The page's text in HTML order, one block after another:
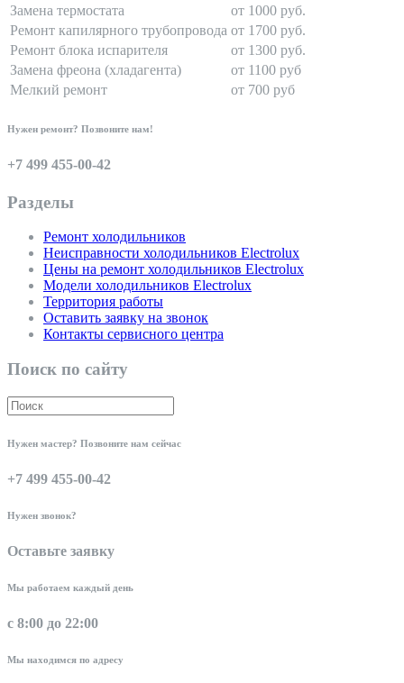
Замена термостата
от 1000 руб.
Ремонт капилярного трубопровода от 1700 руб.
Ремонт блока испарителя
от 1300 руб.
Замена фреона (хладагента)
от 1100 руб
Мелкий ремонт
от 700 руб
Нужен ремонт? Позвоните нам!
+7 499 455-00-42
Разделы
Ремонт холодильников
Неисправности холодильников Electrolux
Цены на ремонт холодильников Electrolux
Модели холодильников Electrolux
Территория работы
Оставить заявку на звонок
Контакты сервисного центра
Поиск по сайту
Нужен мастер? Позвоните нам сейчас
+7 499 455-00-42
Нужен звонок?
Оставьте заявку
Мы работаем каждый день
с 8:00 до 22:00
Мы находимся по адресу